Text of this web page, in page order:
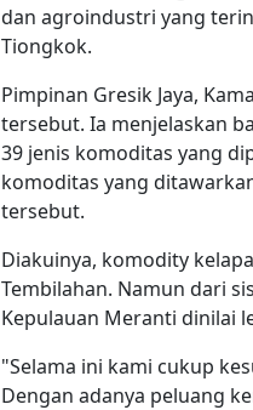
dan agroindustri yang
Tiongkok.
Pimpinan Gresik Jaya,
tersebut. Ia menjelaskan
39 jenis komoditas yang
komoditas yang
tersebut.
Diakuinya, komodity
Tembilahan. Namun dari
Kepulauan Meranti dinilai
"Selama ini kami cukup
Dengan adanya peluang